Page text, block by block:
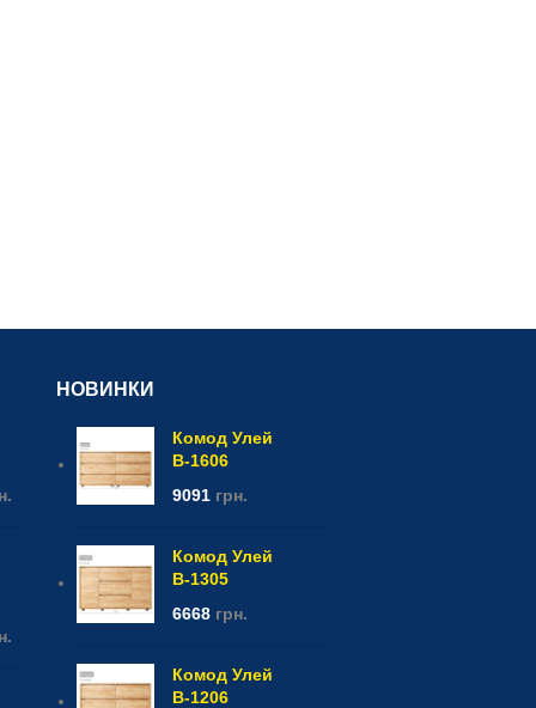
НОВИНКИ
Комод Улей
В-1606
9091 грн.
Комод Улей
В-1305
6668 грн.
Комод Улей
В-1206